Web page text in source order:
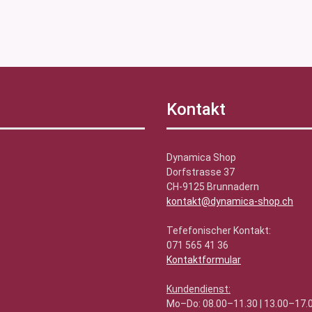
Kontakt
Dynamica Shop
Dorfstrasse 37
CH-9125 Brunnadern
kontakt@dynamica-shop.ch
Tefefonischer Kontakt:
071 565 41 36
Kontaktformular
Kundendienst:
Mo–Do: 08.00–11.30 |